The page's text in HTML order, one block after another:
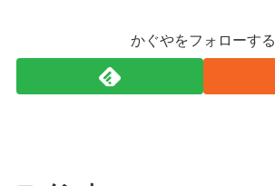
かぐやをフォローする